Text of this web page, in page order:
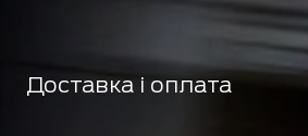
Доставка і оплата